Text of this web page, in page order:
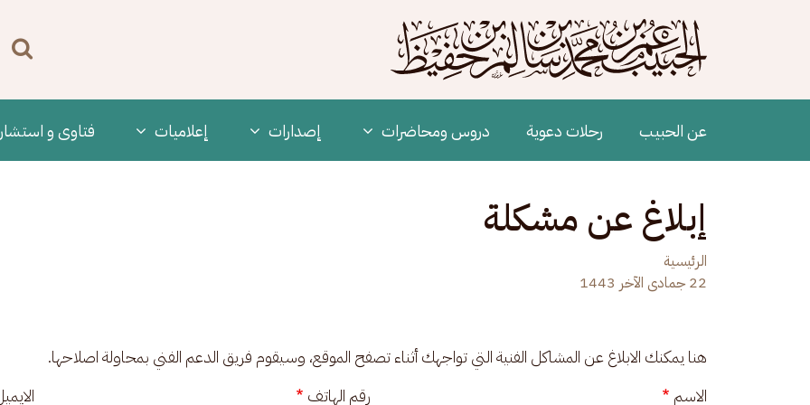
Main navigation
عن الحبيب رحلات دعوية دروس ومحاضرات ‫إصدارات إعلاميات فتاوى و
إبلاغ عن مشكلة
الرئيسية
22 جمادى الآخر 1443
هنا يمكنك الابلاغ عن المشاكل الفنية التي تواجهك أثناء تصفح الموقع، وسيقوم فريق الدعم الفني بمحاولة اصلاحها.
الاسم
رقم الهاتف